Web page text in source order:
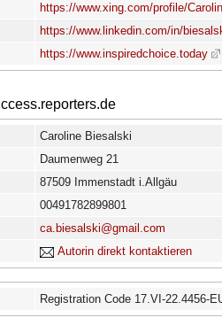
https://www.xing.com/profile/
https://www.linkedin.com/in/
https://www.inspiredchoice.today
Caroline Biesalski
Daumenweg 21
87509 Immenstadt i.Allgäu
00491782899801
ca.biesalski@gmail.com
Autorin direkt kontaktieren
Registration Code 17.VI-22.4456-